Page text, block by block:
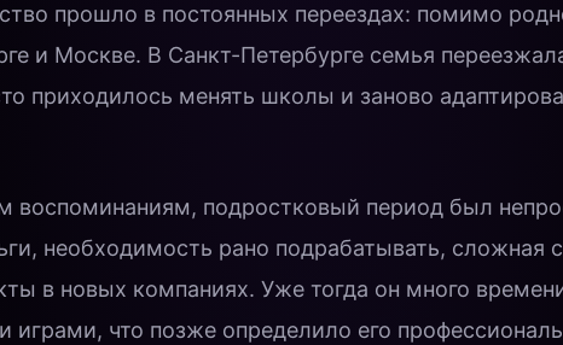
прошло в постоянных переездах: помимо
и Москве. В Санкт-Петербурге семья
приходилось менять школы и заново
воспоминаниям, подростковый период был
необходимость рано подрабатывать, сложная
в новых компаниях. Уже тогда он много
что позже определило его